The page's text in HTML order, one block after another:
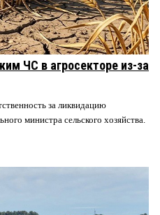
ЧС в агросекторе из-за
за ликвидацию
министра сельского хозяйства.